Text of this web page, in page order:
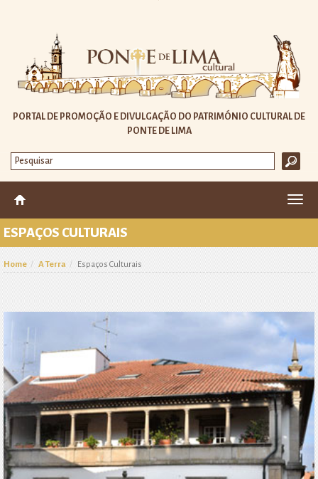
PORTAL DE PROMOÇÃO E DIVULGAÇÃO DO PATRIMÓNIO CULTURAL DE
PONTE DE LIMA
ESPAÇOS CULTURAIS
Home A Terra Espaços Culturais